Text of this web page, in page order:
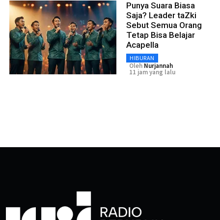
Punya Suara Biasa
Saja? Leader taZki
Sebut Semua Orang
Tetap Bisa Belajar
Acapella
HIBURAN
Oleh Nurjannah
11 jam yang lalu